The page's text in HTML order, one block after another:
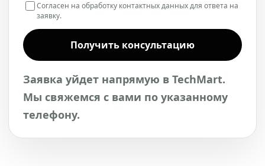
Согласен на обработку контактных данных для ответа на
заявку.
Получить консультацию
Заявка уйдет напрямую в TechMart.
Мы свяжемся с вами по указанному
телефону.